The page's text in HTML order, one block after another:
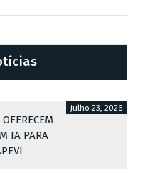
IA PARA
julho 23, 2026